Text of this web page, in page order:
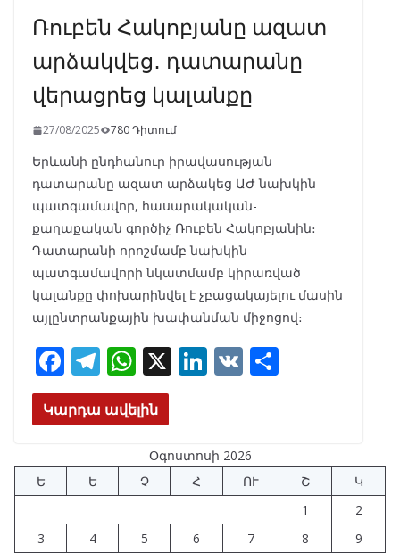
Ռուբեն Հակոբյանը ազատ
արձակվեց․ դատարանը
վերացրեց կալանքը
27/08/2025 780 Դիտում
Երևանի ընդհանուր իրավասության
դատարանը ազատ արձակեց ԱԺ նախկին
պատգամավոր, հասարակական-
քաղաքական գործիչ Ռուբեն Հակոբյանին։
Դատարանի որոշմամբ նախկին
պատգամավորի նկատմամբ կիրառված
կալանքը փոխարինվել է չբացակայելու մասին
այլընտրանքային խափանման միջոցով։
F
ac
e
o
o
k
T
el
e
a
m
W
h
at
A
p
p
X Li
e
dI
n
V
Կարդա ավելին
Օգոստոսի 2026
Ե
Ե Չ Հ ՈՒ Շ
Կ
1
2
3
4 5 6 7 8
9